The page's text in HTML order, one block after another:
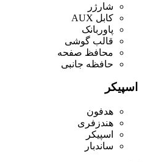
شارژر
کابل AUX
پاوربانک
قالب گوشی
محافظ صفحه
حافظه جانبی
اسپیکر
هدفون
هندزفری
اسپیکر
ساندبار